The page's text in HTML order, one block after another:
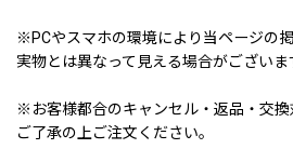
※PCやスマホの環境により当ページの
実物とは異なって見える場合がございま
※お客様都合のキャンセル・返品・交換
ご了承の上ご注文ください。